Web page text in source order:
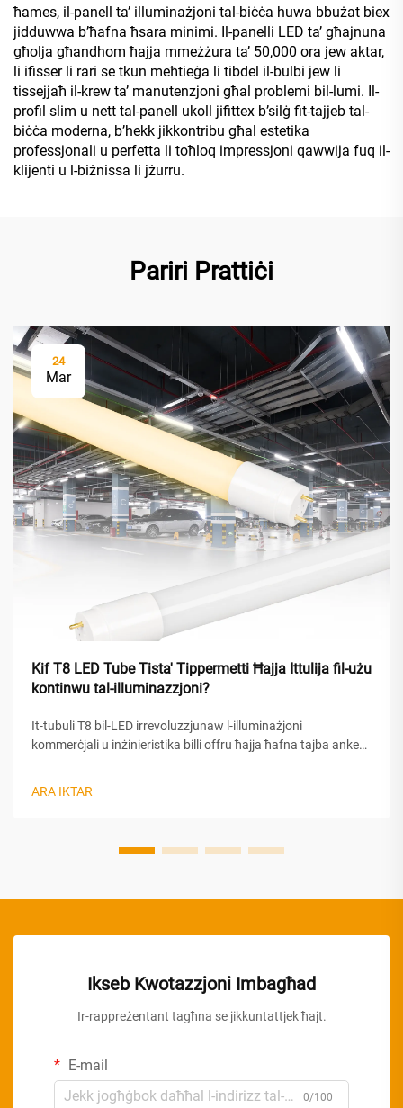
ħames, il-panell ta’ illuminażjoni tal-biċċa huwa bbużat biex
jidduwwa b’ħafna ħsara minimi. Il-panelli LED ta’ għajnuna
għolja għandhom ħajja mmeżżura ta’ 50,000 ora jew aktar,
li ifisser li rari se tkun meħtieġa li tibdel il-bulbi jew li
tissejjaħ il-krew ta’ manutenzjoni għal problemi bil-lumi. Il-
profil slim u nett tal-panell ukoll jifittex b’silġ fit-tajjeb tal-
biċċa moderna, b’hekk jikkontribu għal estetika
professjonali u perfetta li toħloq impressjoni qawwija fuq il-
klijenti u l-biżnissa li jżurru.
Pariri Prattiċi
24
Mar
Kif T8 LED Tube Tista' Tippermetti Ħajja Ittulija fil-użu
kontinwu tal-illuminazzjoni?
It-tubuli T8 bil-LED irrevoluzzjunaw l-illuminażjoni
kommerċjali u inżinieristika billi offru ħajja ħafna tajba anke
ARA IKTAR
Ikseb Kwotazzjoni Imbagħad
Ir-rappreżentant tagħna se jikkuntattjek ħajt.
E-mail
0/100